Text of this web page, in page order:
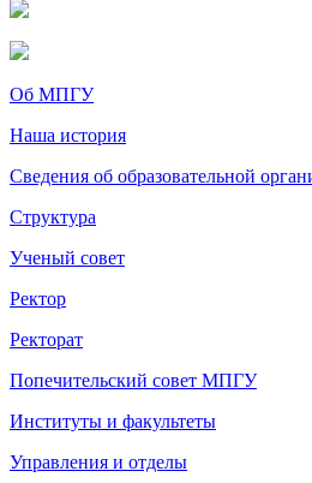
Об МПГУ
Наша история
Сведения об образовательной
Структура
Ученый совет
Ректор
Ректорат
Попечительский совет МПГУ
Институты и факультеты
Управления и отделы